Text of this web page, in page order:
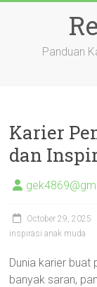
Panduan
Karier
dan
October 29, 2025
inspirasi anak muda
Dunia karier buat
banyak saran,